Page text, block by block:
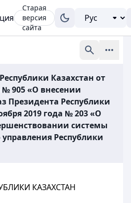
Старая
версия
сайта
Казахстан от
№ 905 «О внесении
Президента Республики
2019 года № 203 «О
системы
управления Республики
КАЗАХСТАН